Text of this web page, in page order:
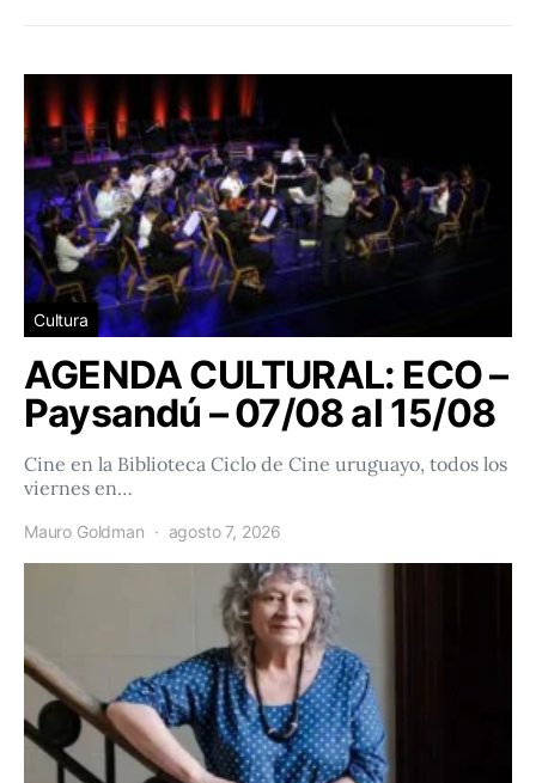
Cultura
AGENDA CULTURAL: ECO –
Paysandú – 07/08 al 15/08
Cine en la Biblioteca Ciclo de Cine uruguayo, todos los
viernes en…
Mauro Goldman agosto 7, 2026